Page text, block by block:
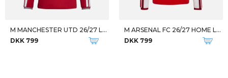
M MANCHESTER UTD 26/27 LS HOME
DKK 799
M ARSENAL FC 26/27 HOME LS JSY
DKK 799